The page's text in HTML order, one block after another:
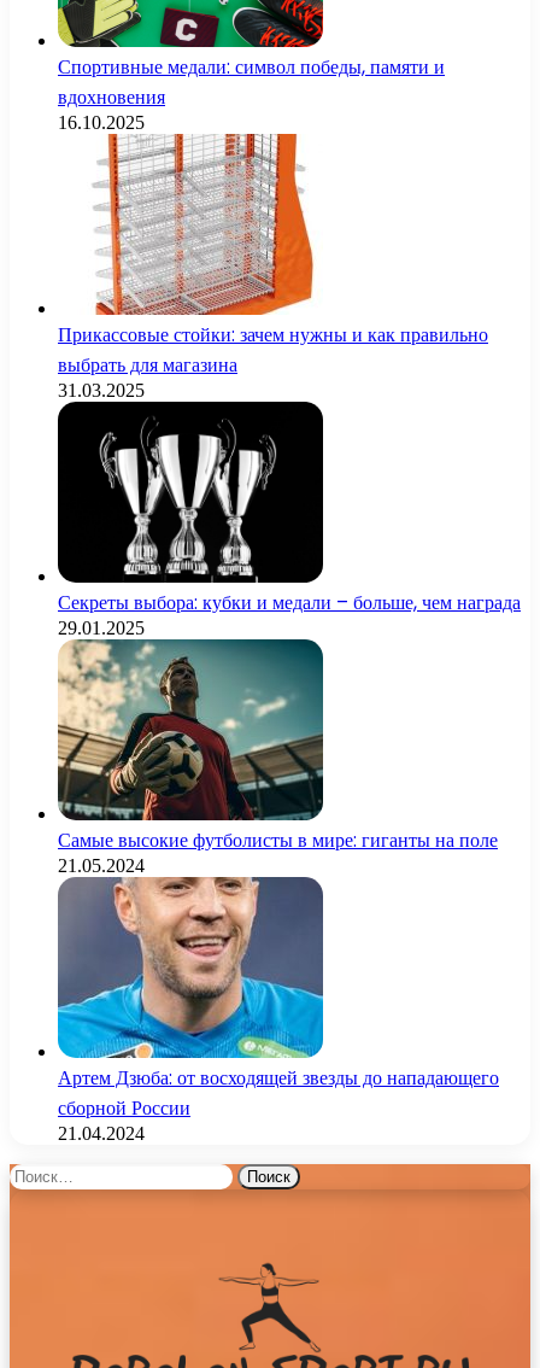
Спортивные медали: символ победы, памяти и
вдохновения
16.10.2025
Прикассовые стойки: зачем нужны и как правильно
выбрать для магазина
31.03.2025
Секреты выбора: кубки и медали – больше, чем награда
29.01.2025
Самые высокие футболисты в мире: гиганты на поле
21.05.2024
Артем Дзюба: от восходящей звезды до нападающего
сборной России
21.04.2024
Найти: